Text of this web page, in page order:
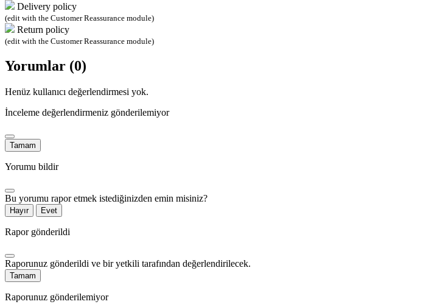
Delivery policy
(edit with the Customer Reassurance module)
Return policy
(edit with the Customer Reassurance module)
Yorumlar (0)
Henüz kullanıcı değerlendirmesi yok.
İnceleme değerlendirmeniz gönderilemiyor
Tamam
Yorumu bildir
Bu yorumu rapor etmek istediğinizden emin misiniz?
Hayır Evet
Rapor gönderildi
Raporunuz gönderildi ve bir yetkili tarafından değerlendirilecek.
Tamam
Raporunuz gönderilemiyor